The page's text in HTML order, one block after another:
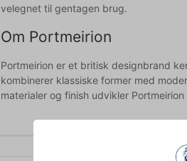
velegnet til gentagen brug.
Om Portmeirion
Portmeirion er et britisk designbrand
kombinerer klassiske former med
materialer og finish udvikler
Købt